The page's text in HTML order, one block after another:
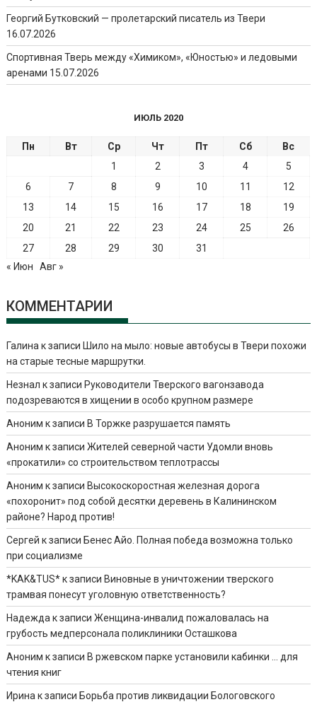
Георгий Бутковский — пролетарский писатель из Твери
16.07.2026
Спортивная Тверь между «Химиком», «Юностью» и ледовыми
аренами 15.07.2026
ИЮЛЬ 2020
Пн Вт Ср Чт Пт Сб
Вс
1
2 3 4
5
6
7 8 9 10 11
12
13
14 15 16 17 18
19
20
21 22 23 24 25
26
27
28 29 30
31
« Июн
Авг »
КОММЕНТАРИИ
Галина к записи Шило на мыло: новые автобусы в Твери похожи
на старые тесные маршрутки.
Незнал к записи Руководители Тверского вагонзавода
подозреваются в хищении в особо крупном размере
Аноним к записи В Торжке разрушается память
Аноним к записиЖителей северной части Удомли вновь
«прокатили» со строительством теплотрассы
Аноним к записи Высокоскоростная железная дорога
«похоронит» под собой десятки деревень в Калининском
районе? Народ против!
Сергей к записи Бенес Айо. Полная победа возможна только
при социализме
*KAK&TUS*к записи Виновные в уничтожении тверского
трамвая понесут уголовную ответственность?
Надежда к записиЖенщина-инвалид пожаловалась на
грубость медперсонала поликлиники Осташкова
Аноним к записи В ржевском парке установили кабинки … для
чтения книг
Ирина к записи Борьба против ликвидации Бологовского